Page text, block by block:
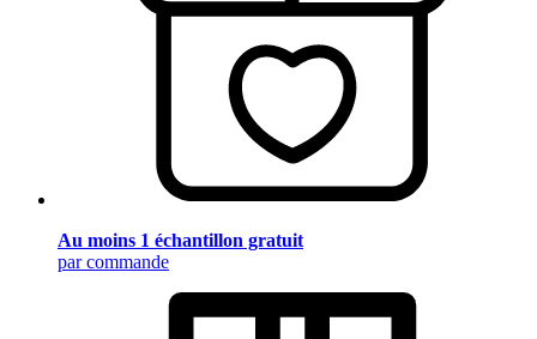
Au moins 1 échantillon gratuit
par commande